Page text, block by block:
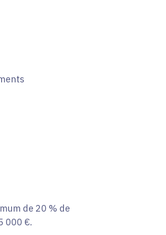
de 20 % de
000 €.